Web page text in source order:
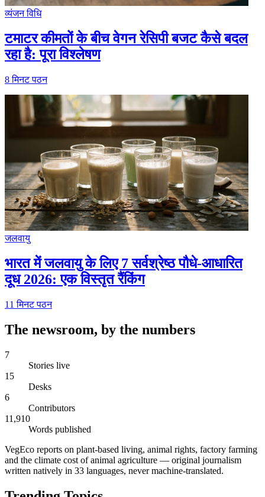
व्यंजन विधि
टमाटर कीमतों के बीच वेगन रेसिपी बजट कैसे बदल
रहा है: पूरा विश्लेषण
8 मिनट पठन
जलवायु
भारत में जलवायु के लिए 7 सर्वश्रेष्ठ पौधे-आधारित
दूध 2026: एक विस्तृत रैंकिंग
11 मिनट पठन
The newsroom, by the numbers
7
Stories live
15
Desks
6
Contributors
11,910
Words published
VegEco reports on plant-based living, animal rights, factory farming
and the climate cost of animal agriculture — original journalism
written natively in 33 languages, never machine-translated.